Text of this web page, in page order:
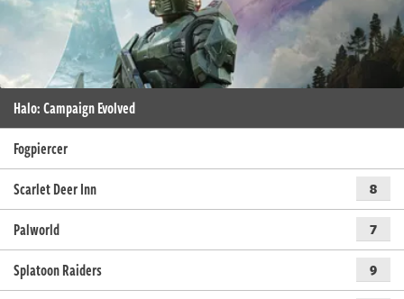
Halo: Campaign Evolved
Fogpiercer
Scarlet Deer Inn
8
Palworld 7
Splatoon Raiders 9